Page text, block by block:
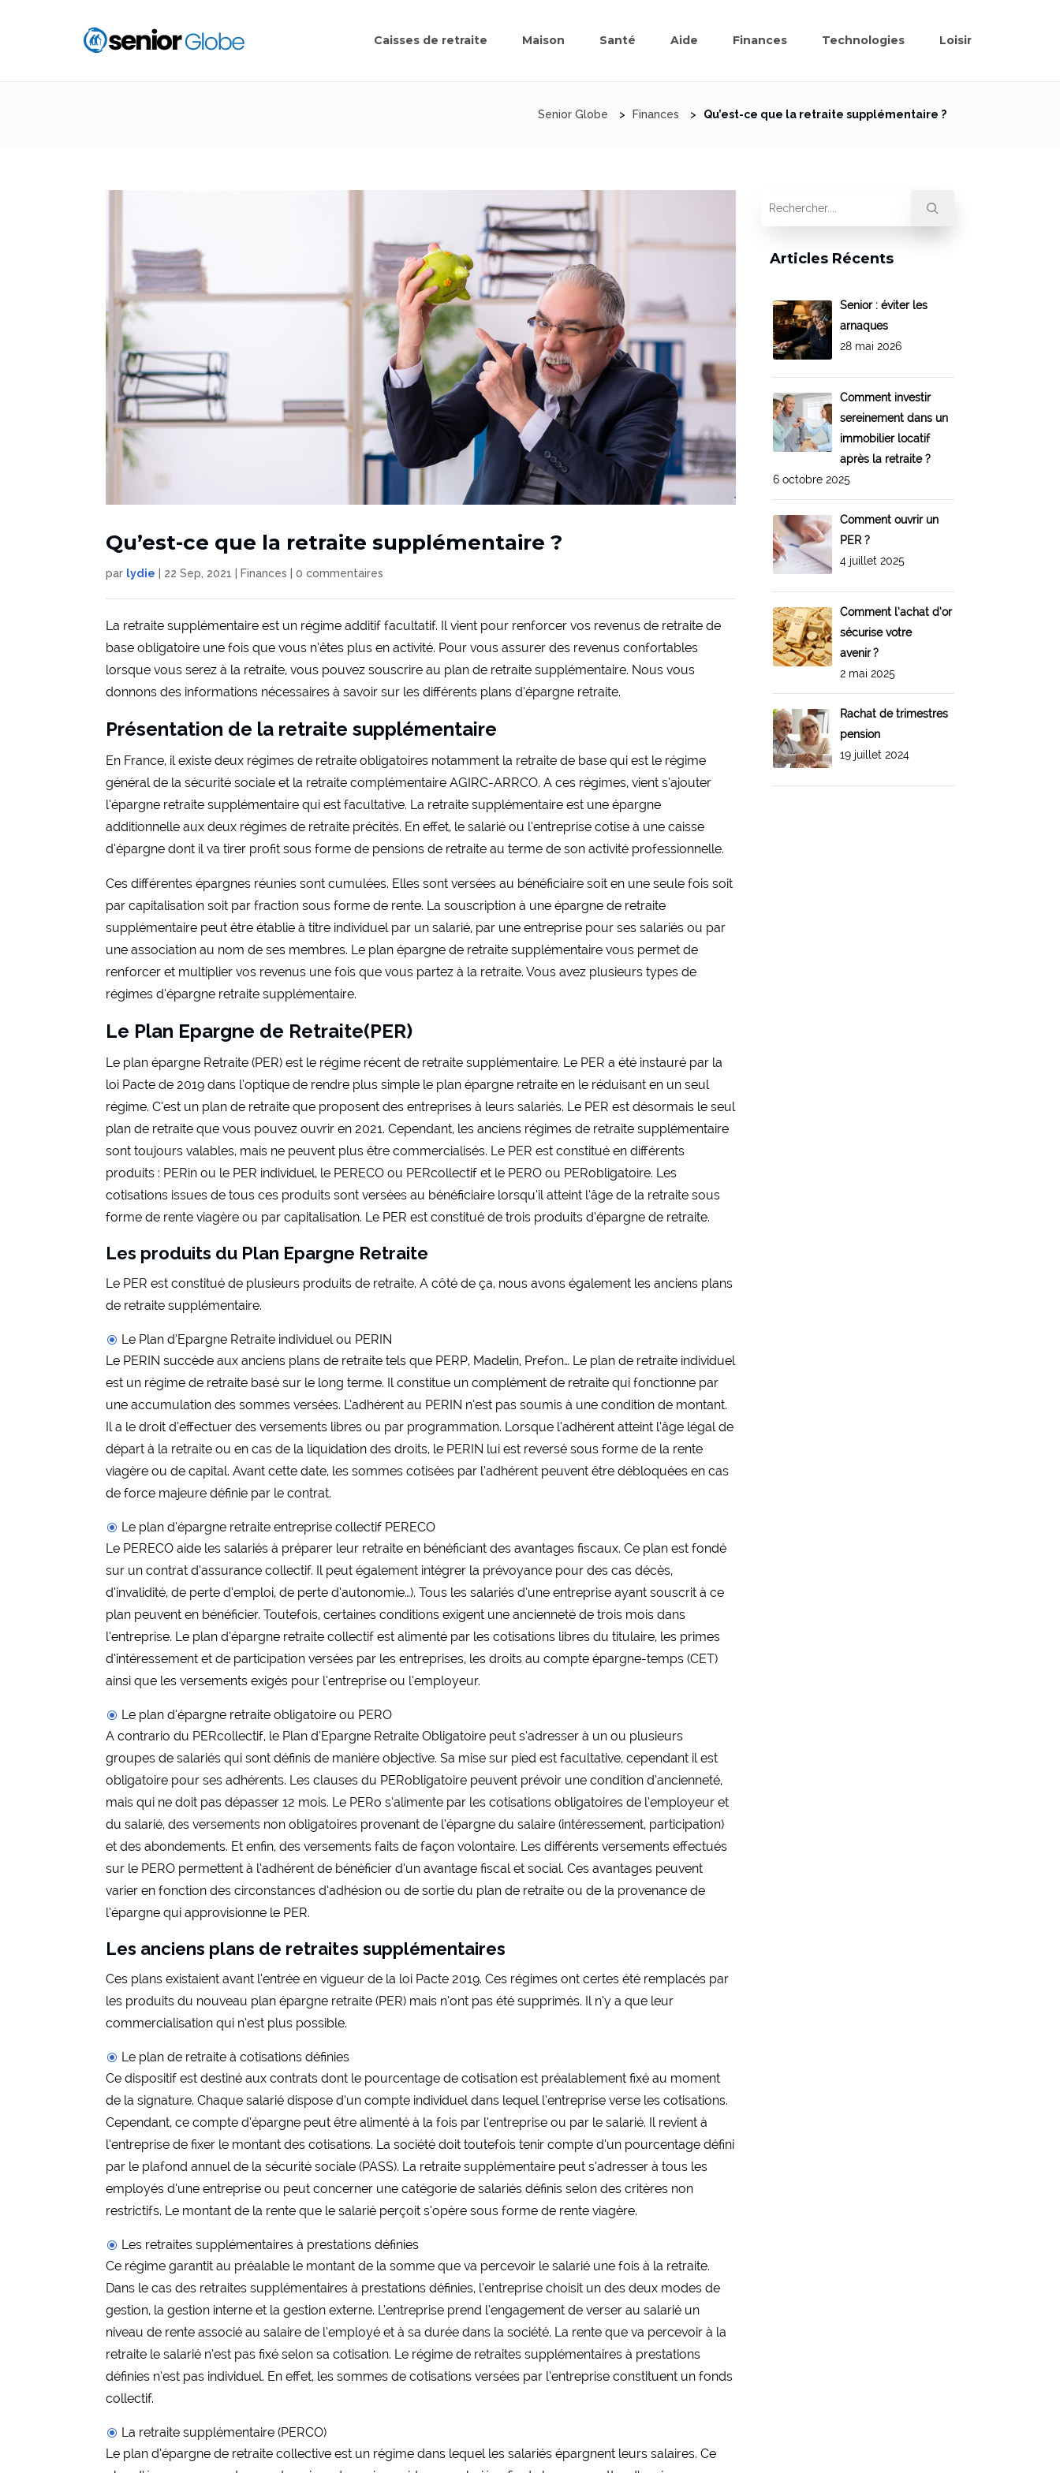
Caisses de retraite Maison Santé Aide Finances Technologies Loisir
Senior Globe > Finances > Qu’est-ce que la retraite supplémentaire ?
Qu’est-ce que la retraite supplémentaire ?
par lydie 22 Sep, 2021 Finances |0 commentaires
La retraite supplémentaire est un régime additif facultatif. Il vient pour renforcer vos revenus de retraite de
base obligatoire une fois que vous n’êtes plus en activité. Pour vous assurer des revenus confortables
lorsque vous serez à la retraite, vous pouvez souscrire au plan de retraite supplémentaire. Nous vous
donnons des informations nécessaires à savoir sur les différents plans d’épargne retraite.
Présentation de la retraite supplémentaire
En France, il existe deux régimes de retraite obligatoires notamment la retraite de base qui est le régime
général de la sécurité sociale et la retraite complémentaire AGIRC-ARRCO. A ces régimes, vient s’ajouter
l’épargne retraite supplémentaire qui est facultative. La retraite supplémentaire est une épargne
additionnelle aux deux régimes de retraite précités. En effet, le salarié ou l’entreprise cotise à une caisse
d’épargne dont il va tirer profit sous forme de pensions de retraite au terme de son activité professionnelle.
Ces différentes épargnes réunies sont cumulées. Elles sont versées au bénéficiaire soit en une seule fois soit
par capitalisation soit par fraction sous forme de rente. La souscription à une épargne de retraite
supplémentaire peut être établie à titre individuel par un salarié, par une entreprise pour ses salariés ou par
une association au nom de ses membres. Le plan épargne de retraite supplémentaire vous permet de
renforcer et multiplier vos revenus une fois que vous partez à la retraite. Vous avez plusieurs types de
régimes d’épargne retraite supplémentaire.
Le Plan Epargne de Retraite(PER)
Le plan épargne Retraite (PER) est le régime récent de retraite supplémentaire. Le PER a été instauré par la
loi Pacte de 2019 dans l’optique de rendre plus simple le plan épargne retraite en le réduisant en un seul
régime. C’est un plan de retraite que proposent des entreprises à leurs salariés. Le PER est désormais le seul
plan de retraite que vous pouvez ouvrir en 2021. Cependant, les anciens régimes de retraite supplémentaire
sont toujours valables, mais ne peuvent plus être commercialisés. Le PER est constitué en différents
produits : PERin ou le PER individuel, le PERECO ou PERcollectif et le PERO ou PERobligatoire. Les
cotisations issues de tous ces produits sont versées au bénéficiaire lorsqu’il atteint l’âge de la retraite sous
forme de rente viagère ou par capitalisation. Le PER est constitué de trois produits d’épargne de retraite.
Les produits du Plan Epargne Retraite
Le PER est constitué de plusieurs produits de retraite. A côté de ça, nous avons également les anciens plans
de retraite supplémentaire.
Le Plan d’Epargne Retraite individuel ou PERIN
Le PERIN succède aux anciens plans de retraite tels que PERP, Madelin, Prefon… Le plan de retraite individuel
est un régime de retraite basé sur le long terme. Il constitue un complément de retraite qui fonctionne par
une accumulation des sommes versées. L’adhérent au PERIN n’est pas soumis à une condition de montant.
Il a le droit d’effectuer des versements libres ou par programmation. Lorsque l’adhérent atteint l’âge légal de
départ à la retraite ou en cas de la liquidation des droits, le PERIN lui est reversé sous forme de la rente
viagère ou de capital. Avant cette date, les sommes cotisées par l’adhérent peuvent être débloquées en cas
de force majeure définie par le contrat.
Le plan d’épargne retraite entreprise collectif PERECO
Le PERECO aide les salariés à préparer leur retraite en bénéficiant des avantages fiscaux. Ce plan est fondé
sur un contrat d’assurance collectif. Il peut également intégrer la prévoyance pour des cas décès,
d’invalidité, de perte d’emploi, de perte d’autonomie…). Tous les salariés d’une entreprise ayant souscrit à ce
plan peuvent en bénéficier. Toutefois, certaines conditions exigent une ancienneté de trois mois dans
l’entreprise. Le plan d’épargne retraite collectif est alimenté par les cotisations libres du titulaire, les primes
d’intéressement et de participation versées par les entreprises, les droits au compte épargne-temps (CET)
ainsi que les versements exigés pour l’entreprise ou l’employeur.
Le plan d’épargne retraite obligatoire ou PERO
A contrario du PERcollectif, le Plan d’Epargne Retraite Obligatoire peut s’adresser à un ou plusieurs
groupes de salariés qui sont définis de manière objective. Sa mise sur pied est facultative, cependant il est
obligatoire pour ses adhérents. Les clauses du PERobligatoire peuvent prévoir une condition d’ancienneté,
mais qui ne doit pas dépasser 12 mois. Le PERo s’alimente par les cotisations obligatoires de l’employeur et
du salarié, des versements non obligatoires provenant de l’épargne du salaire (intéressement, participation)
et des abondements. Et enfin, des versements faits de façon volontaire. Les différents versements effectués
sur le PERO permettent à l’adhérent de bénéficier d’un avantage fiscal et social. Ces avantages peuvent
varier en fonction des circonstances d’adhésion ou de sortie du plan de retraite ou de la provenance de
l’épargne qui approvisionne le PER.
Les anciens plans de retraites supplémentaires
Ces plans existaient avant l’entrée en vigueur de la loi Pacte 2019. Ces régimes ont certes été remplacés par
les produits du nouveau plan épargne retraite (PER) mais n’ont pas été supprimés. Il n’y a que leur
commercialisation qui n’est plus possible.
Le plan de retraite à cotisations définies
Ce dispositif est destiné aux contrats dont le pourcentage de cotisation est préalablement fixé au moment
de la signature. Chaque salarié dispose d’un compte individuel dans lequel l’entreprise verse les cotisations.
Cependant, ce compte d’épargne peut être alimenté à la fois par l’entreprise ou par le salarié. Il revient à
l’entreprise de fixer le montant des cotisations. La société doit toutefois tenir compte d’un pourcentage défini
par le plafond annuel de la sécurité sociale (PASS). La retraite supplémentaire peut s’adresser à tous les
employés d’une entreprise ou peut concerner une catégorie de salariés définis selon des critères non
restrictifs. Le montant de la rente que le salarié perçoit s’opère sous forme de rente viagère.
Les retraites supplémentaires à prestations définies
Ce régime garantit au préalable le montant de la somme que va percevoir le salarié une fois à la retraite.
Dans le cas des retraites supplémentaires à prestations définies, l’entreprise choisit un des deux modes de
gestion, la gestion interne et la gestion externe. L’entreprise prend l’engagement de verser au salarié un
niveau de rente associé au salaire de l’employé et à sa durée dans la société. La rente que va percevoir à la
retraite le salarié n’est pas fixé selon sa cotisation. Le régime de retraites supplémentaires à prestations
définies n’est pas individuel. En effet, les sommes de cotisations versées par l’entreprise constituent un fonds
collectif.
La retraite supplémentaire (PERCO)
Le plan d’épargne de retraite collective est un régime dans lequel les salariés épargnent leurs salaires. Ce
Articles Récents
Senior : éviter les
arnaques
28 mai 2026
Comment investir
sereinement dans un
immobilier locatif
après la retraite ?
6 octobre 2025
Comment ouvrir un
PER ?
4 juillet 2025
Comment l’achat d’or
sécurise votre
avenir ?
2 mai 2025
Rachat de trimestres
pension
19 juillet 2024